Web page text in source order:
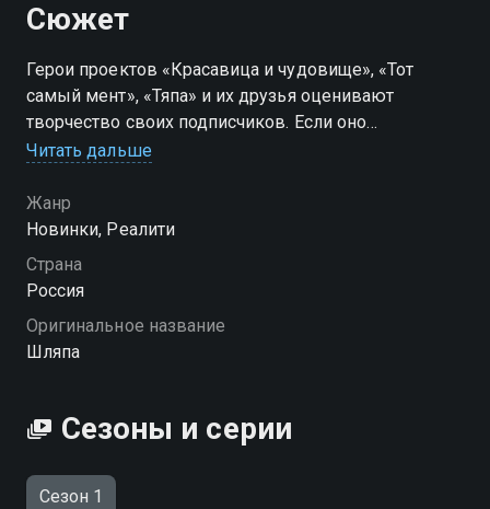
Сюжет
Герои проектов «Красавица и чудовище», «Тот
самый мент», «Тяпа» и их друзья оценивают
творчество своих подписчиков. Если оно
оказывается несмешным, то парни надевают на
выполняет специальное наказание.
Читать дальше
Жанр
Новинки, Реалити
Страна
Россия
Оригинальное название
Шляпа
Сезоны и серии
Сезон 1